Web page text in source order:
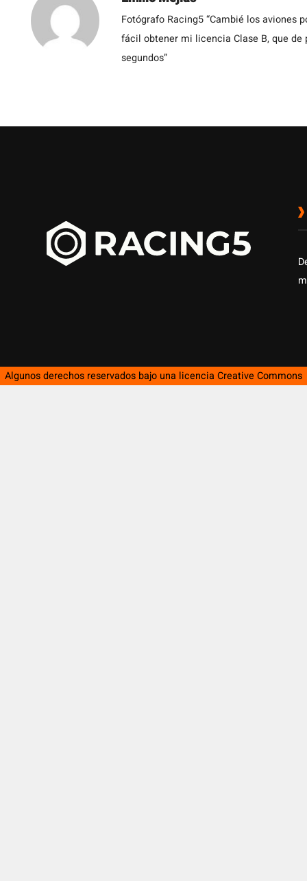
Fotógrafo Racing5 “Cambié los aviones
fácil obtener mi licencia Clase B, que
segundos”
Algunos derechos reservados bajo una licencia Creative Commons